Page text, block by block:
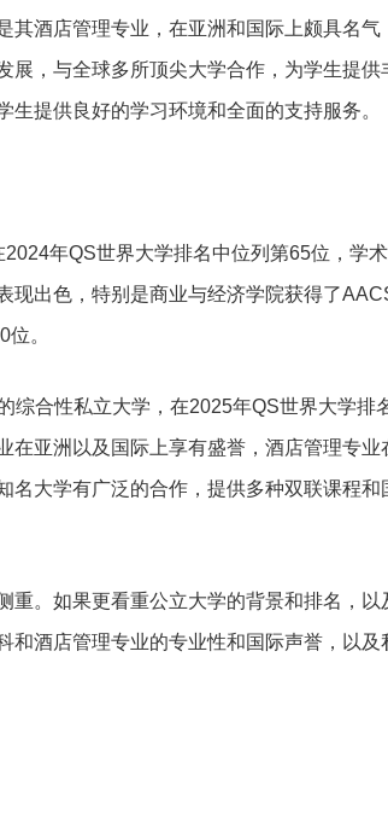
其酒店管理专业，在亚洲和国际上颇具名气
展，与全球多所顶尖大学合作，为学生提供
提供良好的学习环境和全面的支持服务。
年QS世界大学排名中位列第65位，学
现出色，特别是商业与经济学院获得了
。
综合性私立大学，在2025年QS世界大学排
亚洲以及国际上享有盛誉，酒店管理专业
名大学有广泛的合作，提供多种双联课程和
。如果更看重公立大学的背景和排名，以
酒店管理专业的专业性和国际声誉，以及